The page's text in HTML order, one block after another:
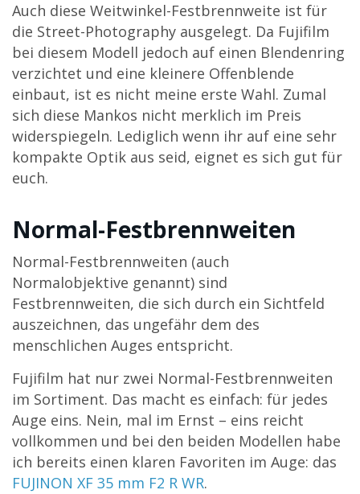
Auch diese Weitwinkel-Festbrennweite ist für
die Street-Photography ausgelegt. Da Fujifilm
bei diesem Modell jedoch auf einen Blendenring
verzichtet und eine kleinere Offenblende
einbaut, ist es nicht meine erste Wahl. Zumal
sich diese Mankos nicht merklich im Preis
widerspiegeln. Lediglich wenn ihr auf eine sehr
kompakte Optik aus seid, eignet es sich gut für
euch.
Normal-Festbrennweiten
Normal-Festbrennweiten (auch
Normalobjektive genannt) sind
Festbrennweiten, die sich durch ein Sichtfeld
auszeichnen, das ungefähr dem des
menschlichen Auges entspricht.
Fujifilm hat nur zwei Normal-Festbrennweiten
im Sortiment. Das macht es einfach: für jedes
Auge eins. Nein, mal im Ernst – eins reicht
vollkommen und bei den beiden Modellen habe
ich bereits einen klaren Favoriten im Auge: das
FUJINON XF 35 mm F2 R WR.